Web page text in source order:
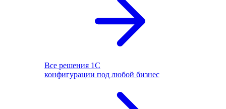
Все решения 1С
конфигурации под любой бизнес